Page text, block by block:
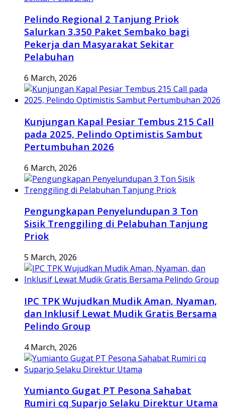
Pelindo Regional 2 Tanjung Priok
Salurkan 3.350 Paket Sembako bagi
Pekerja dan Masyarakat Sekitar
Pelabuhan
6 March, 2026
Kunjungan Kapal Pesiar Tembus 215 Call
pada 2025, Pelindo Optimistis Sambut
Pertumbuhan 2026
6 March, 2026
Pengungkapan Penyelundupan 3 Ton
Sisik Trenggiling di Pelabuhan Tanjung
Priok
5 March, 2026
IPC TPK Wujudkan Mudik Aman, Nyaman,
dan Inklusif Lewat Mudik Gratis Bersama
Pelindo Group
4 March, 2026
Yumianto Gugat PT Pesona Sahabat
Rumiri cq Suparjo Selaku Direktur Utama